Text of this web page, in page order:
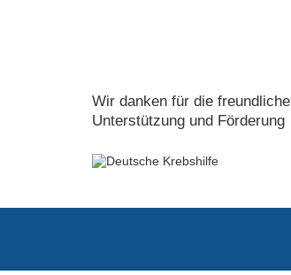
Wir danken für die freundliche
Unterstützung und Förderung
impuls.de